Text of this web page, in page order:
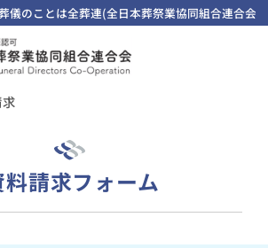
儀のことは全葬連(全日本葬祭業協同組合連合会)
料請求フォーム